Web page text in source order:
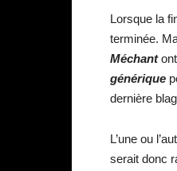
Lorsque la
terminée.
Méchantont
générique
dernière
L’une ou
serait donc